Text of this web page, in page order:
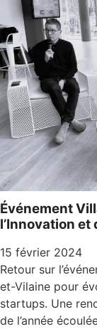
Événement
l’Innovation
15 février 2024
Retour sur
et-Vilaine pour
startups. Une
de l’année